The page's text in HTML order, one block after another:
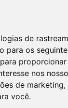
de
para os
para
nos
de marketing,
você.